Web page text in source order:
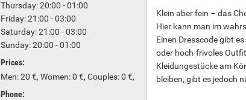
Thursday: 20:00 - 01:00
Friday: 21:00 - 03:00
Saturday: 21:00 - 03:00
Sunday: 20:00 - 01:00
Prices:
Men: 20 €, Women: 0 €, Couples: 0 €,
Phone:
Klein aber fein – das
Hier kann man im
Einen Dresscode gibt
oder hoch-frivoles
Kleidungsstücke am
bleiben, gibt es jedoch